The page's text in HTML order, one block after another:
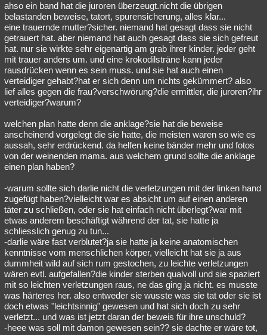
Lesenswert Schlüsselwörter
ahso ein band hat die juroren überzeugt.nicht die übrigen
belastanden beweise, tatort, spurensicherung, alles klar...
eine trauernde mutter?sicher. niemand hat gesagt dass sie nicht
getrauert hat. aber niemand hat auch gesagt dass sie sich gefreut
hat. nur sie wirkte sehr eigenartig am grab ihrer kinder. jeder geht
mit trauer anders um. und eine krokodilsträne kann jeder
rausdrücken wenn es sein muss. und sie hat auch einen
verteidiger gehabt?hat er sich denn um nichts gekümmert? also
lief alles gegen die frau?verschwörung?die ermittler, die juroren?ihr
verteidiger?warum?
welchen plan hatte denn die anklage?sie hat die beweise
anscheinend vorgelegt die sie hatte, die meisten waren so wie es
aussah, sehr erdrückend. da helfen keine bänder mehr und fotos
von der weinenden mama. aus welchem grund sollte die anklage
einen plan haben?
-warum sollte sich darlie nicht die verletzungen mit der linken hand
zugefügt haben?vielleicht war es absicht um auf einen anderen
täter zu schließen, oder sie hat einfach nicht überlegt?war mit
etwas anderem beschäftigt während der tat, sie hatte ja
schliesslich genug zu tun...
-darlie wäre fast verblutet?ja sie hatte ja keine anatomischen
kenntnisse vom menschlichen körper, vielleicht hat sie ja aus
dummheit wild auf sich rum gestochen, zu leichte verletzungen
wären evtl. aufgefallen?die kinder sterben qualvoll und sie spaziert
mit so leichten verletzungen raus, ne das ging ja nicht. es musste
was härteres her. also entweder sie wusste was sie tat oder sie ist
doch etwas "leichtsinnig" gewesen und hat sich doch zu sehr
verletzt... und was ist jetzt daran der beweis für ihre unschuld?
-heee was soll mit damon gewesen sein?? sie dachte er wäre tot,